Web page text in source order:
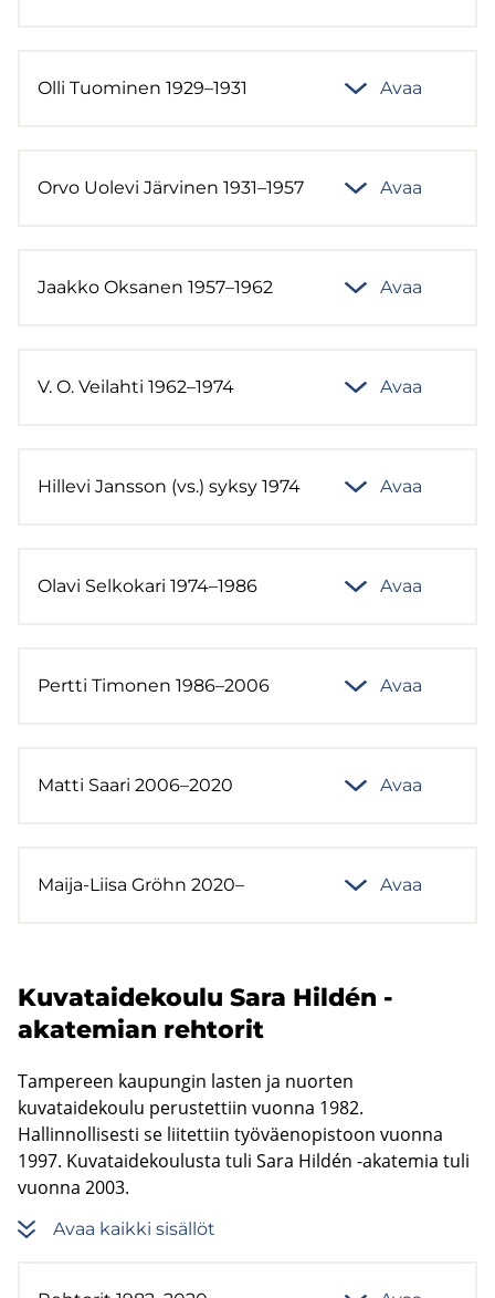
Olli Tuo­mi­nen 1929–1931 Avaa
Orvo Uo­le­vi Jär­vi­nen 1931–1957 Avaa
Jaak­ko Ok­sa­nen 1957–1962 Avaa
V. O. Vei­lah­ti 1962–1974 Avaa
Hil­le­vi Jans­son (vs.) syksy 1974 Avaa
Olavi Sel­ko­ka­ri 1974–1986 Avaa
Pert­ti Ti­mo­nen 1986–2006 Avaa
Matti Saari 2006–2020 Avaa
Maija-​Liisa Gröhn 2020– Avaa
Ku­va­tai­de­kou­lu Sara Hildén -​
akatemian reh­to­rit
Tampereen kaupungin lasten ja nuorten
kuvataidekoulu perustettiin vuonna 1982.
Hallinnollisesti se liitettiin työväenopistoon vuonna
1997. Kuvataidekoulusta tuli Sara Hildén -akatemia tuli
vuonna 2003.
Avaa kaik­ki si­säl­löt